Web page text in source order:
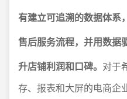
有建立可追溯的数据体系
售后服务流程，并用数据
升店铺利润和口碑。 对于
存、报表和大屏的电商企